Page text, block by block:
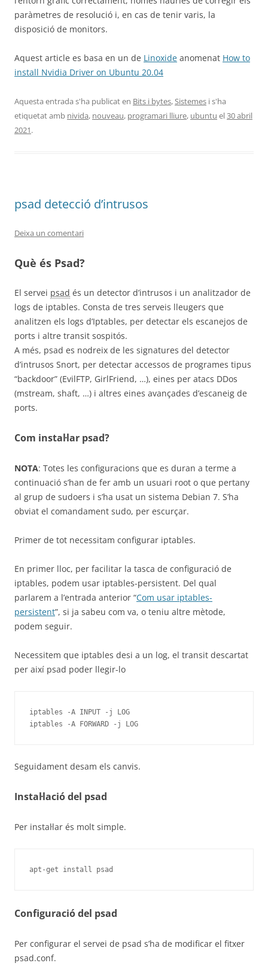
paràmetres de resolució i, en cas de tenir varis, la
disposició de monitors.
Aquest article es basa en un de Linoxide anomenat How to
install Nvidia Driver on Ubuntu 20.04
Aquesta entrada s'ha publicat en Bits i bytes,Sistemes i s'ha
etiquetat amb nivida, nouveau, programari lliure, ubuntu el30 abril
2021.
psad detecció d’intrusos
Deixa un comentari
Què és Psad?
El servei psad és un detector d’intrusos i un analitzador de
logs de iptables. Consta de tres serveis lleugers que
analitzen els logs d’Iptables, per detectar els escanejos de
ports i altre transit sospitós.
A més, psad es nodreix de les signatures del detector
d’intrusos Snort, per detectar accessos de programes tipus
“backdoor” (EvilFTP, GirlFriend, …), eines per atacs DDos
(mstream, shaft, …) i altres eines avançades d’escaneig de
ports.
Com instal·lar psad?
NOTA: Totes les configuracions que es duran a terme a
continuació s’han de fer amb un usuari root o que pertany
al grup de sudoers i s’ha usat un sistema Debian 7. S’ha
obviat el comandament sudo, per escurçar.
Primer de tot necessitam configurar iptables.
En primer lloc, per facilitar la tasca de configuració de
iptables, podem usar iptables-persistent. Del qual
parlarem a l’entrada anterior “Com usar iptables-
persistent”, si ja sabeu com va, o teniu altre mètode,
podem seguir.
Necessitem que iptables desi a un log, el transit descartat
per així psad poder llegir-lo
iptables -A INPUT -j LOG
iptables -A FORWARD -j LOG
Seguidament desam els canvis.
Instal·lació del psad
Per instal·lar és molt simple.
apt-get install psad
Configuració del psad
Per configurar el servei de psad s’ha de modificar el fitxer
psad.conf.